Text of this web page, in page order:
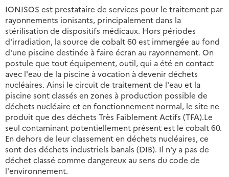
IONISOS est prestataire de services pour le traitement par
rayonnements ionisants, principalement dans la
stérilisation de dispositifs médicaux. Hors périodes
d'irradiation, la source de cobalt 60 est immergée au fond
d'une piscine destinée à faire écran au rayonnement. On
postule que tout équipement, outil, qui a été en contact
avec l'eau de la piscine à vocation à devenir déchets
nucléaires. Ainsi le circuit de traitement de l'eau et la
piscine sont classés en zones à production possible de
déchets nucléaire et en fonctionnement normal, le site ne
produit que des déchets Très Faiblement Actifs (TFA).Le
seul contaminant potentiellement présent est le cobalt 60.
En dehors de leur classement en déchets nucléaires, ce
sont des déchets industriels banals (DIB). Il n'y a pas de
déchet classé comme dangereux au sens du code de
l'environnement.